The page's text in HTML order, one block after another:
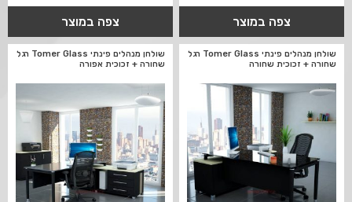
צפה במוצר צפה במוצר
שולחן מנהלים פינתי Tomer Glass רגל
שחורה + זכוכית שחורה
שולחן מנהלים פינתי Tomer Glass רגל
שחורה + זכוכית אפורה